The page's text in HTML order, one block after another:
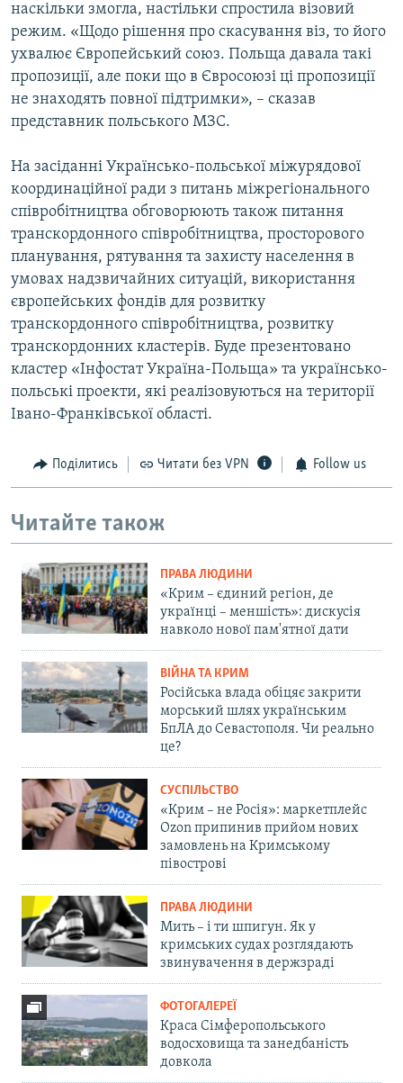
наскільки змогла, настільки спростила візовий
режим. «Щодо рішення про скасування віз, то його
ухвалює Європейський союз. Польща давала такі
пропозиції, але поки що в Євросоюзі ці пропозиції
не знаходять повної підтримки», – сказав
представник польського МЗС.
На засіданні Українсько-польської міжурядової
координаційної ради з питань міжрегіонального
співробітництва обговорюють також питання
транскордонного співробітництва, просторового
планування, рятування та захисту населення в
умовах надзвичайних ситуацій, використання
європейських фондів для розвитку
транскордонного співробітництва, розвитку
транскордонних кластерів. Буде презентовано
кластер «Інфостат Україна-Польща» та українсько-
польські проекти, які реалізовуються на території
Івано-Франківської області.
Поділитись Читати без VPN Follow us
Читайте також
ПРАВА ЛЮДИНИ
«Крим – єдиний регіон, де
українці – меншість»: дискусія
навколо нової пам'ятної дати
ВІЙНА ТА КРИМ
Російська влада обіцяє закрити
морський шлях українським
БпЛА до Севастополя. Чи реально
це?
СУСПІЛЬСТВО
«Крим – не Росія»: маркетплейс
Ozon припинив прийом нових
замовлень на Кримському
півострові
ПРАВА ЛЮДИНИ
Мить – і ти шпигун. Як у
кримських судах розглядають
звинувачення в держзраді
ФОТОГАЛЕРЕЇ
Краса Сімферопольського
водосховища та занедбаність
довкола